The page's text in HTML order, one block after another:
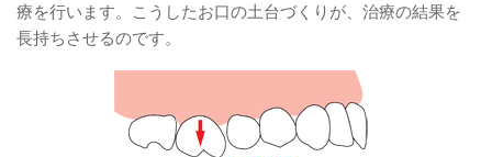
療を行います。こうしたお口の土台づくりが、治療の結果を
長持ちさせるのです。